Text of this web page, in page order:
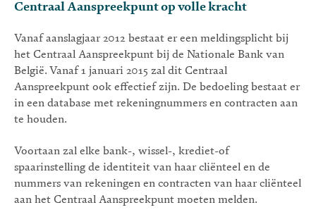
Centraal Aanspreekpunt op volle kracht
Vanaf aanslagjaar 2012 bestaat er een meldingsplicht bij
het Centraal Aanspreekpunt bij de Nationale Bank van
België. Vanaf 1 januari 2015 zal dit Centraal
Aanspreekpunt ook effectief zijn. De bedoeling bestaat er
in een database met rekeningnummers en contracten aan
te houden.
Voortaan zal elke bank-, wissel-, krediet-of
spaarinstelling de identiteit van haar cliënteel en de
nummers van rekeningen en contracten van haar cliënteel
aan het Centraal Aanspreekpunt moeten melden.